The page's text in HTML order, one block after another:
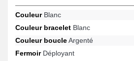
CouleurBlanc
Couleur bracelet Blanc
Couleur boucleArgenté
FermoirDéployant